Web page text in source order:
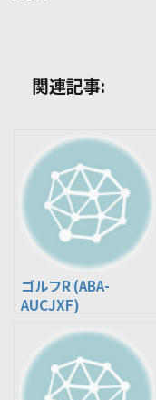
関連記事:
ゴルフR (ABA-
AUCJXF)